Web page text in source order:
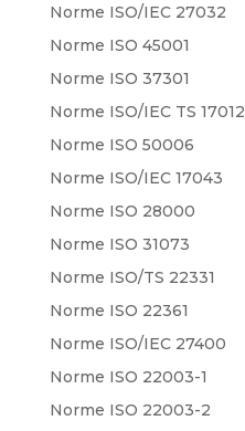
Norme ISO/IEC 27032
Norme ISO 45001
Norme ISO 37301
Norme ISO/IEC TS 17012
Norme ISO 50006
Norme ISO/IEC 17043
Norme ISO 28000
Norme ISO 31073
Norme ISO/TS 22331
Norme ISO 22361
Norme ISO/IEC 27400
Norme ISO 22003-1
Norme ISO 22003-2